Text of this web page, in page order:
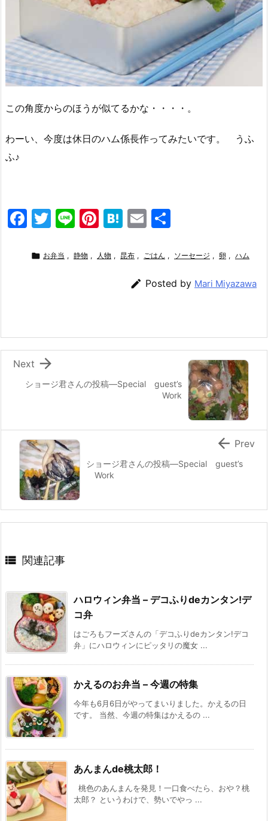
この角度からのほうが似てるかな・・・・。
わーい、今度は休日のハム係長作ってみたいです。 うふ
ふ♪
F
c
o
k
T
itt
Li
e
Pi
er
H
e
a
E
ai
l
 お弁当 , 静物 , 人物 , 昆布 , ごはん , ソーセージ , 卵 , ハム
 Posted by Mari Miyazawa
ショージ君さんの投稿—Special guest’s
Work

Next
ショージ君さんの投稿—Special guest’s
Work
 Prev
 関連記事
ハロウィン弁当 – デコふりdeカンタン!デ
コ弁
はごろもフーズさんの「デコふりdeカンタン!デコ
弁」にハロウィンにピッタリの魔女 ...
かえるのお弁当 – 今週の特集
今年も6月6日がやってまいりました。かえるの日
です。 当然、今週の特集はかえるの ...
あんまんde桃太郎！
桃色のあんまんを発見！一口食べたら、おや？桃
太郎？ というわけで、勢いでやっ ...